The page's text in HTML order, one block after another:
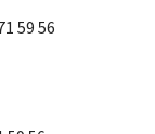
59 56